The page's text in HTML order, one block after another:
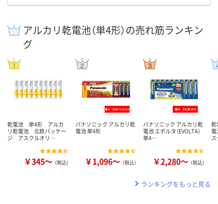
アルカリ乾電池（単4形）の売れ筋ランキン
グ
乾電池 単4形 アルカ
リ乾電池 北欧パッケー
ジ アスクルオリ…
￥345～ （税込）
パナソニック アルカリ乾
電池 単4形
￥1,096～ （税込）
パナソニック アルカリ乾
電池 エボルタ（EVOLTA）
単4…
￥2,280～ （税込）
乾
電
ランキングをもっと見る